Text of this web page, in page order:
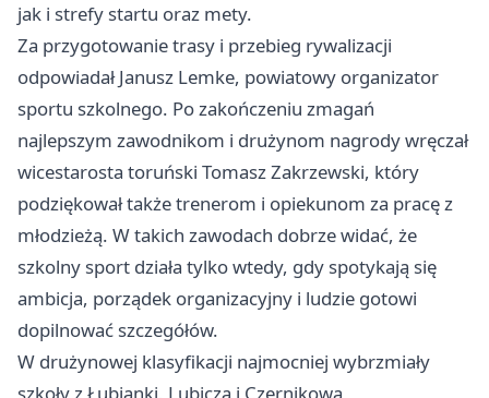
jak i strefy startu oraz mety.
Za przygotowanie trasy i przebieg rywalizacji
odpowiadał Janusz Lemke, powiatowy organizator
sportu szkolnego. Po zakończeniu zmagań
najlepszym zawodnikom i drużynom nagrody wręczał
wicestarosta toruński Tomasz Zakrzewski, który
podziękował także trenerom i opiekunom za pracę z
młodzieżą. W takich zawodach dobrze widać, że
szkolny sport działa tylko wtedy, gdy spotykają się
ambicja, porządek organizacyjny i ludzie gotowi
dopilnować szczegółów.
W drużynowej klasyfikacji najmocniej wybrzmiały